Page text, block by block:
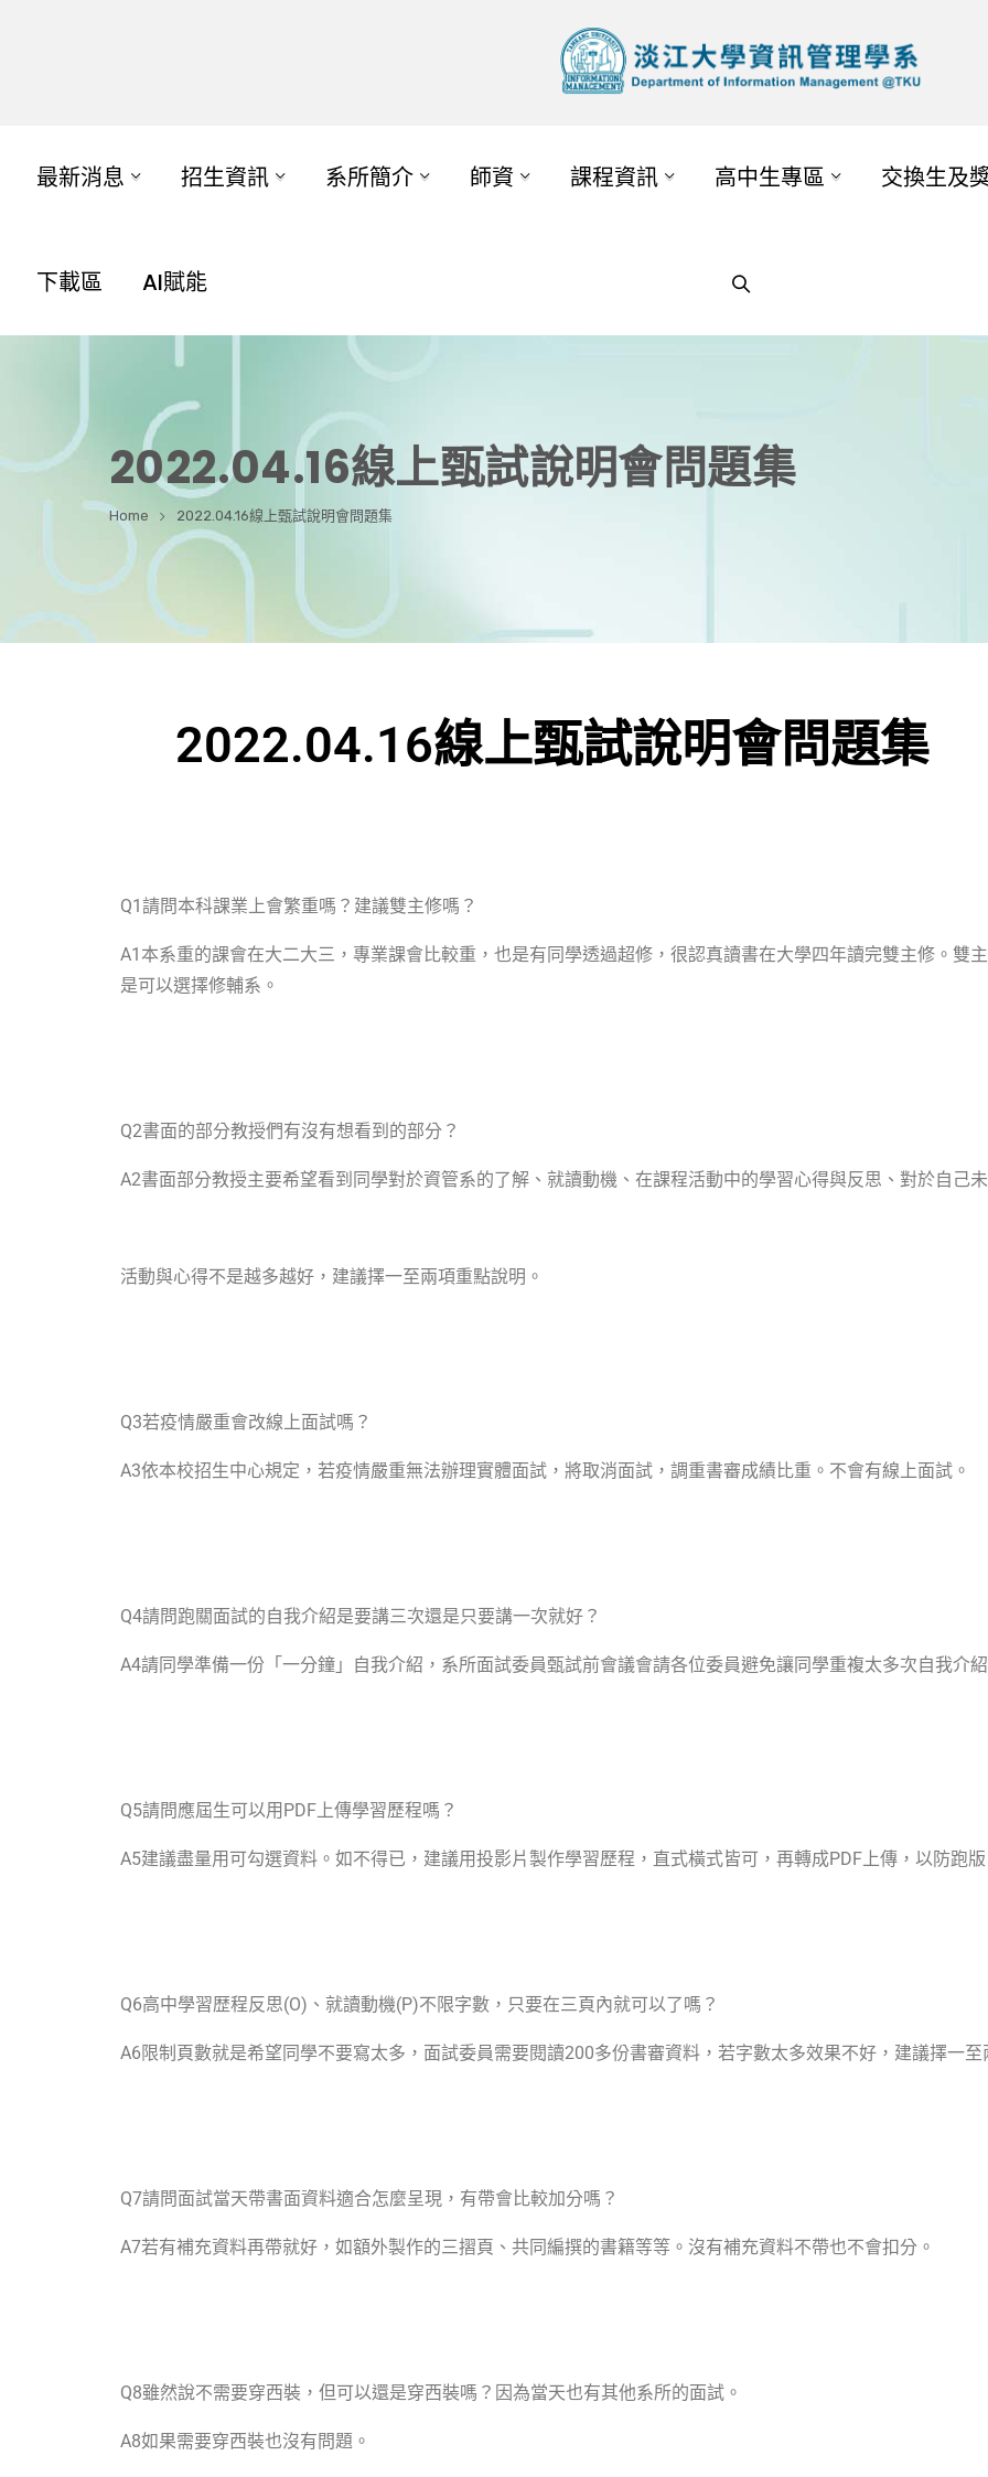
最新消息 招生資訊 系所簡介 師資 課程資訊 高中生專區 交換生及
下載區 AI賦能
2022.04.16線上甄試說明會問題集
Home 2022.04.16線上甄試說明會問題集
2022.04.16線上甄試說明會問題集
Q1請問本科課業上會繁重嗎？建議雙主修嗎？
A1 本系重的課會在大二大三，專業課會比較重，也是有同學透過超修，很認真讀書在大學四年讀完雙主修。雙
是可以選擇修輔系。
Q2書面的部分教授們有沒有想看到的部分？
A2書面部分教授主要希望看到同學對於資管系的了解、就讀動機、在課程活動中的學習心得與反思、對於自己
活動與心得不是越多越好，建議擇一至兩項重點說明。
Q3若疫情嚴重會改線上面試嗎？
A3依本校招生中心規定，若疫情嚴重無法辦理實體面試，將取消面試，調重書審成績比重。不會有線上面試。
Q4請問跑關面試的自我介紹是要講三次還是只要講一次就好？
A4請同學準備一份「一分鐘」自我介紹，系所面試委員甄試前會議會請各位委員避免讓同學重複太多次自我介
Q5請問應屆生可以用 PDF上傳學習歷程嗎？
A5建議盡量用可勾選資料。如不得已，建議用投影片製作學習歷程，直式橫式皆可，再轉成PDF上傳，以防跑
Q6高中學習歴程反思(O) 、就讀動機(P)不限字數，只要在三頁內就可以了嗎？
A6限制頁數就是希望同學不要寫太多，面試委員需要閱讀200多份書審資料，若字數太多效果不好，建議擇一
Q7請問面試當天帶書面資料適合怎麼呈現，有帶會比較加分嗎？
A7若有補充資料再帶就好，如額外製作的三摺頁、共同編撰的書籍等等。沒有補充資料不帶也不會扣分。
Q8雖然說不需要穿西裝，但可以還是穿西裝嗎？因為當天也有其他系所的面試。
A8如果需要穿西裝也沒有問題。